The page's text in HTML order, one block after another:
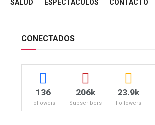
SALUD ESPECTÁCULOS CONTACTO
CONECTADOS
136
Followers
206k
Subscribers
23.9k
Followers